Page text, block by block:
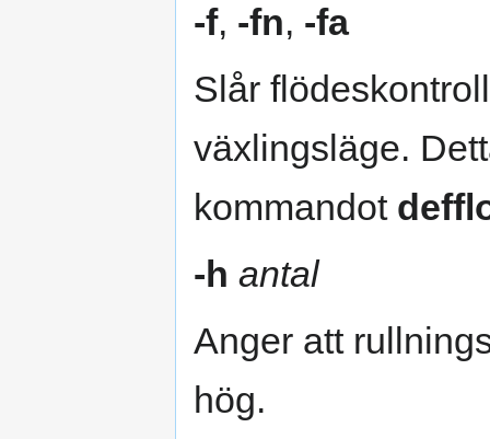
-f, -fn, -fa
Slår
växlingsläge.
kommandot
-h antal
Anger att
hög.